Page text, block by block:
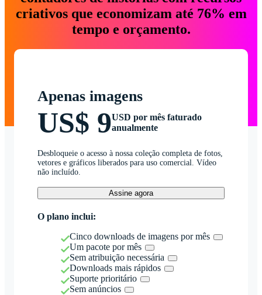
criativos que economizam até 76% em
tempo e orçamento.
Apenas imagens
US$ 9USD por mês faturado
anualmente
Desbloqueie o acesso à nossa coleção completa de fotos,
vetores e gráficos liberados para uso comercial. Vídeo
não incluído.
Assine agora
O plano inclui:
Cinco downloads de imagens por mês
Um pacote por mês
Sem atribuição necessária
Downloads mais rápidos
Suporte prioritário
Sem anúncios